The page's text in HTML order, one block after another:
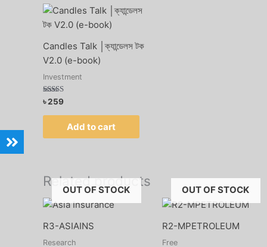
Candles Talk │ক্যান্ডেলস টক
V2.0 (e-book)
Investment
Rated
out of 5
৳259
Add to cart
Related products
OUT OF STOCK
R3-ASIAINS
Research
OUT OF STOCK
R2-MPETROLEUM
Free